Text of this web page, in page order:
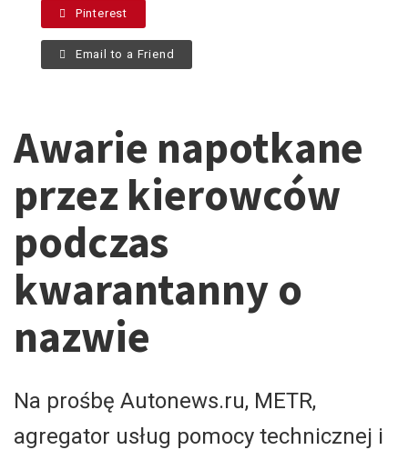
Pinterest
Email to a Friend
Awarie napotkane
przez kierowców
podczas
kwarantanny o
nazwie
Na prośbę Autonews.ru, METR,
agregator usług pomocy technicznej i